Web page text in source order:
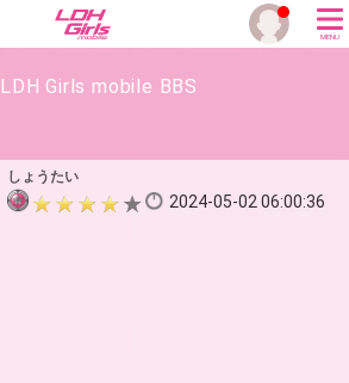
MENU
LDH Girls mobile BBS
しょうたい
2024-05-02 06:00:36